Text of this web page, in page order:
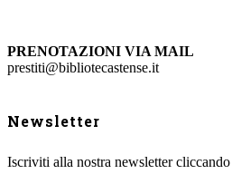
PRENOTAZIONI VIA MAIL
prestiti@bibliotecastense.it
Newsletter
Iscriviti alla nostra newsletter cliccando